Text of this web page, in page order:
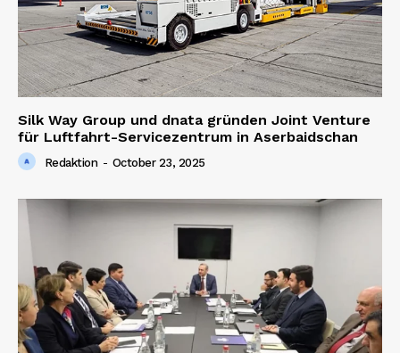
Silk Way Group und dnata gründen Joint Venture
für Luftfahrt-Servicezentrum in Aserbaidschan
Redaktion - October 23, 2025